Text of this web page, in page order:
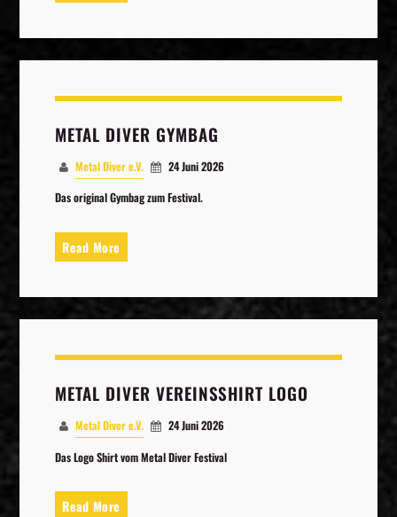
METAL DIVER GYMBAG
Metal Diver e.V.
24 Juni 2026
Das original Gymbag zum Festival.
Read More
METAL DIVER VEREINSSHIRT LOGO
Metal Diver e.V.
24 Juni 2026
Das Logo Shirt vom Metal Diver Festival
Read More